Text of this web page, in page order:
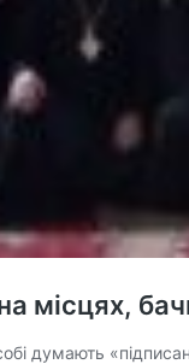
місцях,
думають